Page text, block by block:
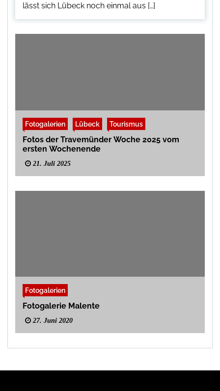
lässt sich Lübeck noch einmal aus […]
Fotogalerien Lübeck Tourismus
Fotos der Travemünder Woche 2025 vom
ersten Wochenende
21. Juli 2025
Fotogalerien
Fotogalerie Malente
27. Juni 2020